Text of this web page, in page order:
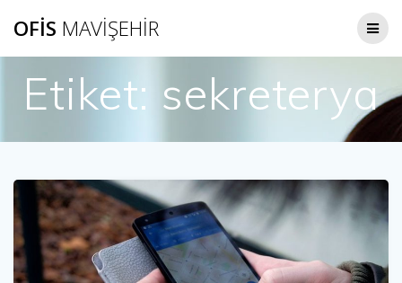
OFIS MAVIŞEHIR
Etiket: sekreterya